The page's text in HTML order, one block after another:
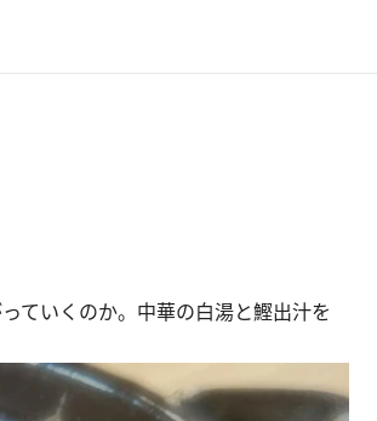
ていくのか。中華の白湯と鰹出汁を